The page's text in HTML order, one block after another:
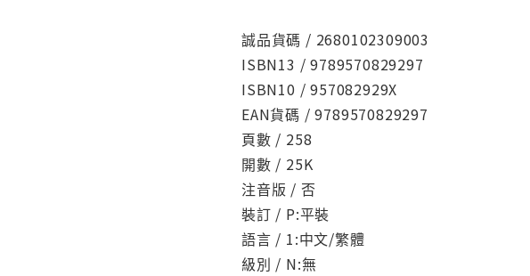
誠品貨碼 / 2680102309003
ISBN13 / 9789570829297
ISBN10 / 957082929X
EAN貨碼 / 9789570829297
頁數 / 258
開數 / 25K
注音版 / 否
裝訂 / P:平裝
語言 / 1:中文/繁體
級別 / N:無